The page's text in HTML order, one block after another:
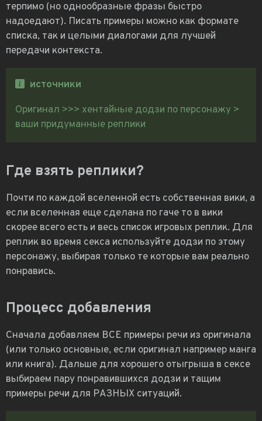
терпимо (но однообразные фразы быстро
надоедают). Писать примеры можно как формате
списка, так и целыми диалогами для лучшей
передачи контекста.
источники
Оригинал >>> хентайные додзи по персонажу >
ваши придуманные реплики
Где взять реплики?
Почти по каждой вселенной есть собственная вики, а
если вселенная еще сделана по гаче то в вики
скорее всего есть и весь список игровых реплик. Для
реплик во время секса используйте додзи по этому
персонажу, выбирая только те которые вам реально
понравись.
Процесс добавления
Сначала добавляем ВСЕ примеры речи из оригинала
(или только основные, если оригинал например манга
или книга). Дальше для хорошего отыгрыша в сексе
выбираем пару понравившихся додзи и тащим
примеры речи для РАЗНЫХ ситуаций.